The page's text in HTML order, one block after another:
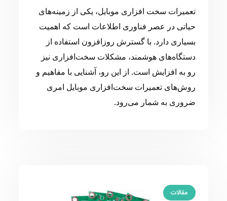
تعمیرات سخت افزاری موبایل، یکی از زمینه‌های
حیاتی در عصر فناوری اطلاعات است که اهمیت
بسیاری دارد. با گسترش روزافزون استفاده از
دستگاه‌های هوشمند، مشکلات سخت‌افزاری نیز
رو به افزایش است. از این رو، آشنایی با مفاهیم و
روش‌های تعمیرات سخت‌افزاری موبایل امری
ضروری به شمار می‌رود.
مقالات